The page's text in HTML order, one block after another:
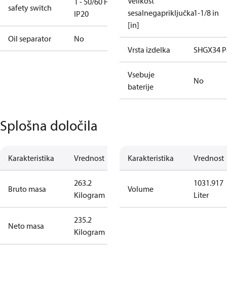
safety switch
IP20
Oil separator No
sesalnegapriključka
[in]
1-1/8 in
Vrsta izdelka SHGX34
Vsebuje
baterije
No
Splošna določila
Karakteristika Vrednost
Bruto masa
263.2
Kilogram
Neto masa
235.2
Kilogram
Karakteristika Vrednost
Volume
1031.917
Liter